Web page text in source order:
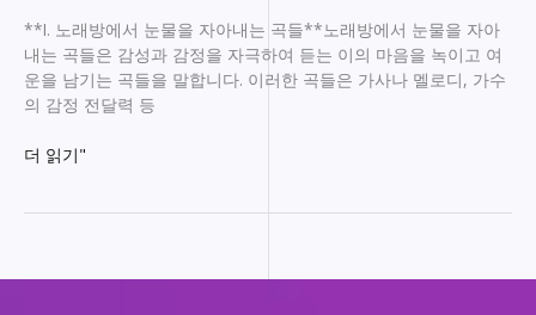
**I. 노래방에서 눈물을 자아내는 곡들**노래방에서 눈물을 자아
내는 곡들은 감성과 감정을 자극하여 듣는 이의 마음을 녹이고 여
운을 남기는 곡들을 말합니다. 이러한 곡들은 가사나 멜로디, 가수
의 감정 전달력 등
눈
노
더 읽기"